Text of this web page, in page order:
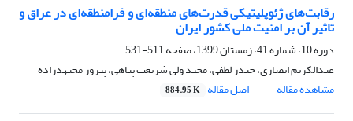
رقابت‌های ژئوپلیتیکی قدرت‌های منطقه‌ای و فرامنطقه‌ای در عراق و
تاثیر آن بر امنیت ملی کشور ایران
دوره 10، شماره 41، زمستان 1399، صفحه
511-531
عبدالکریم انصاری، حیدر لطفی، مجید ولی شریعت پناهی، پیروز مجتهدزاده
مشاهده مقاله
اصل مقاله 884.95 K